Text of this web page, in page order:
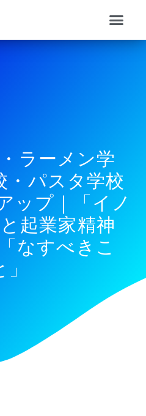
メ
ニ
ュ
ラーメン学
・パスタ学校
ップ｜「イノ
起業家精神
なすべきこ
」